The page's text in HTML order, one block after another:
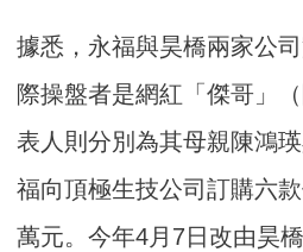
據悉，永福與昊橋兩家公
際操盤者是網紅「傑哥」
表人則分別為其母親陳鴻
福向頂極生技公司訂購六
萬元。今年4月7日改由昊